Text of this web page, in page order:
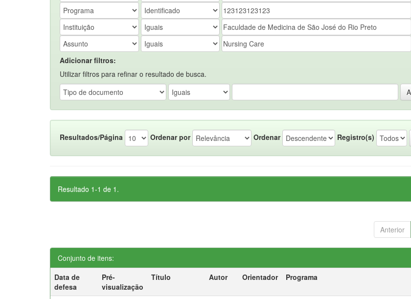
Adicionar filtros:
Utilizar filtros para refinar o resultado de busca.
Resultados/Página Ordenar por Ordenar Registro(s)
Resultado 1-1 de 1.
Anterior
Conjunto de itens:
Data de
defesa
Pré-
visualização
Título Autor Orientador Programa